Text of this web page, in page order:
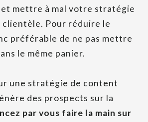
mettre à mal votre stratégie
clientèle. Pour réduire le
préférable de ne pas mettre
le même panier.
une stratégie de content
des prospects sur la
par vous faire la main sur